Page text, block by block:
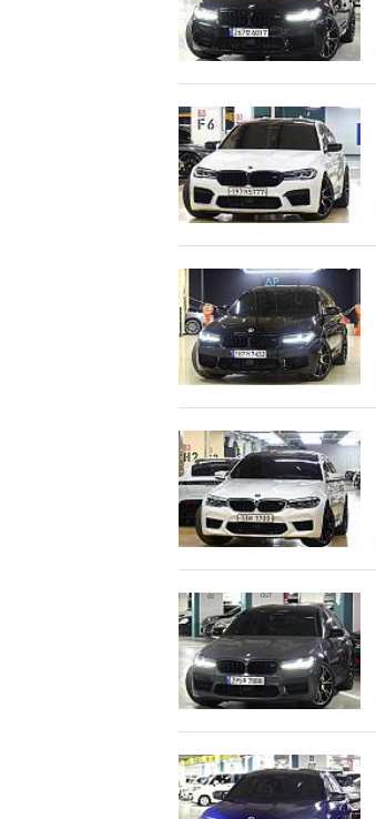
북기은상
부가티
뷰익
비이스만
사브
선롱
새턴
스마트
쉐보레
스파이커
시트로엥
알파로메오
알핀
오펠
오스틴
올즈모빌
웨스트필드
이네오스
이베코
이스즈
인피니티
재규어
지커
지프
크라이슬러
테슬라
토요타